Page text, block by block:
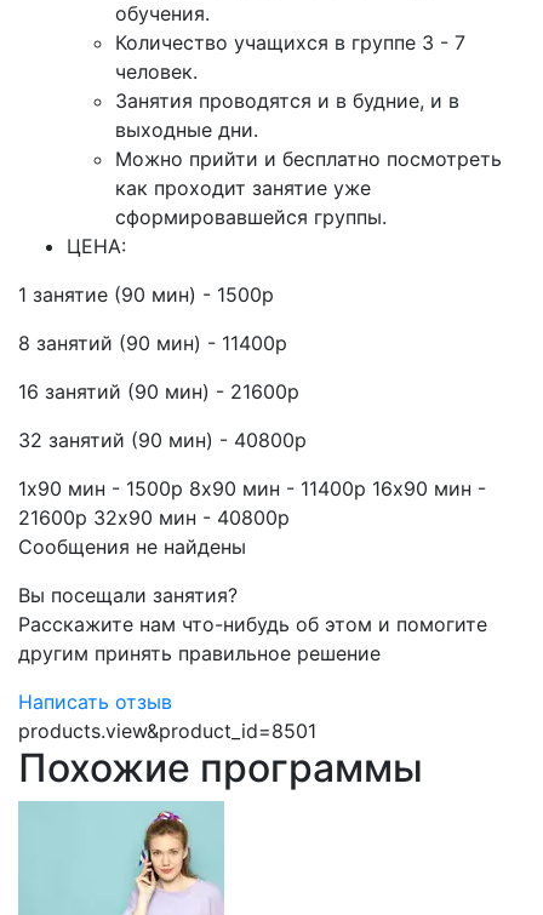
обучения.
Количество учащихся в группе 3 - 7
человек.
Занятия проводятся и в будние, и в
выходные дни.
Можно прийти и бесплатно посмотреть
как проходит занятие уже
сформировавшейся группы.
ЦЕНА:
1 занятие (90 мин) - 1500р
8 занятий (90 мин) - 11400р
16 занятий (90 мин) - 21600р
32 занятий (90 мин) - 40800р
1х90 мин - 1500р 8х90 мин - 11400р 16х90 мин -
21600р 32х90 мин - 40800р
Сообщения не найдены
Вы посещали занятия?
Расскажите нам что-нибудь об этом и помогите
другим принять правильное решение
Написать отзыв
products.view&product_id=8501
Похожие программы